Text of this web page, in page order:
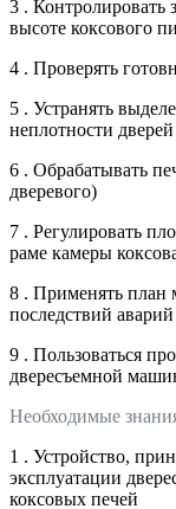
3 . Контролировать
высоте коксового
4 . Проверять
5 . Устранять
неплотности
6 . Обрабатывать
дверевого)
7 . Регулировать
раме камеры
8 . Применять план
последствий
9 . Пользоваться
двересъемной
Необходимые
1 . Устройство,
эксплуатации
коксовых печей